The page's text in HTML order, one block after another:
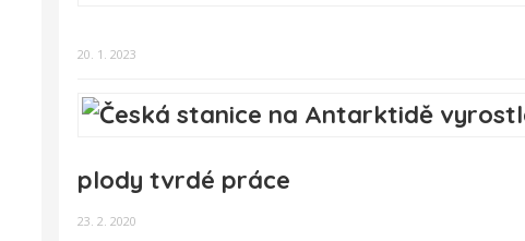
20. 1. 2023
plody tvrdé práce
23. 2. 2020